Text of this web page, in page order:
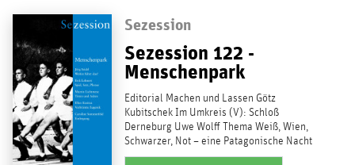
Sezession
Sezession 122 -
Menschenpark
Editorial Machen und Lassen Götz
Kubitschek Im Umkreis (V): Schloß
Derneburg Uwe Wolff Thema Weiß, Wien,
Schwarzer, Not – eine Patagonische Nacht
Volker Zierke Wo befindet sich...